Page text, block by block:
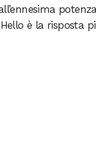
è la risposta